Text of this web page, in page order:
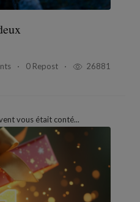
0 Repost 26881
vous était conté...